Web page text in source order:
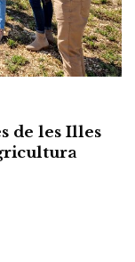
de les Illes